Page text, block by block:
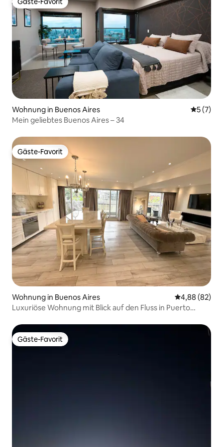
Gäste-Favorit
Wohnung in Buenos Aires
5 (7)
Mein geliebtes Buenos Aires – 34
Gäste-Favorit
Gäste-Favorit
Wohnung in Buenos Aires
4,88 (82)
Luxuriöse Wohnung mit Blick auf den Fluss in Puerto
Gäste-Favorit
Gäste-Favorit